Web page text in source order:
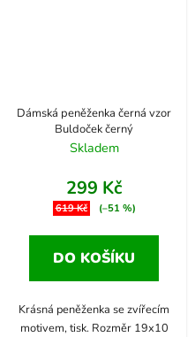
Dámská peněženka černá vzor
Buldoček černý
Skladem
299 Kč
619 Kč (–51 %)
DO KOŠÍKU
Krásná peněženka se zvířecím
motivem, tisk. Rozměr 19x10